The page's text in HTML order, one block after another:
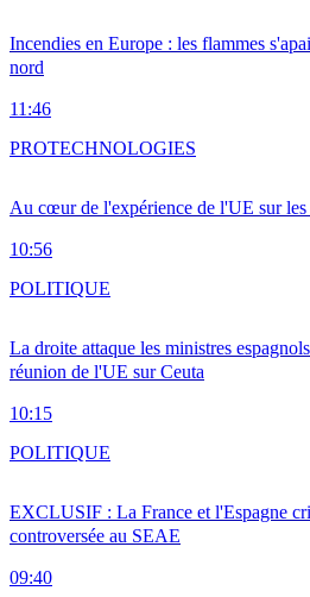
Incendies en Europe : les flammes
nord
11:46
Au cœur de l'expérience de l'UE sur
10:56
PROTECHNOLOGIES
La droite attaque les ministres
réunion de l'UE sur Ceuta
10:15
POLITIQUE
EXCLUSIF : La France et l'Espagne
controversée au SEAE
09:40
POLITIQUE